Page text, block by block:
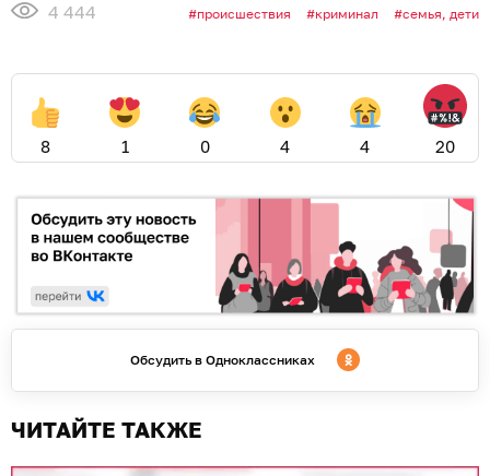
4 444 происшествия криминал семья, дети
8 1 0 4 4 20
Обсудить в Одноклассниках
ЧИТАЙТЕ ТАКЖЕ